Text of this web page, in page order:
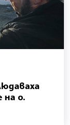
на о.